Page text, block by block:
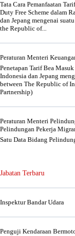
Tata Cara Pemanfaatan
Duty Free Scheme dalam
dan Jepang mengenai
the Republic of...
Peraturan Menteri
Penetapan Tarif Bea
Indonesia dan Jepang
between The Republic of
Partnership)
Peraturan Menteri
Pelindungan Pekerja
Satu Data Bidang
Jabatan Terbaru
Inspektur Bandar Udara
Penguji Kendaraan